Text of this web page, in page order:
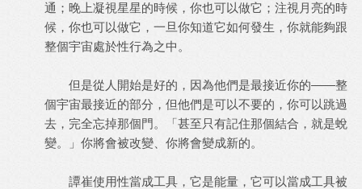
通；晚上凝視星星的時候，你也可以做它；注視月亮的時
候，你也可以做它，一旦你知道它如何發生，你就能夠跟
整個宇宙處於性行為之中。
但是從人開始是好的，因為他們是最接近你的——整
個宇宙最接近的部分，但他們是可以不要的，你可以跳過
去，完全忘掉那個門。「甚至只有記住那個結合，就是蛻
變。」你將會被改變、你將會變成新的。
譚崔使用性當成工具，它是能量，它可以當成工具被